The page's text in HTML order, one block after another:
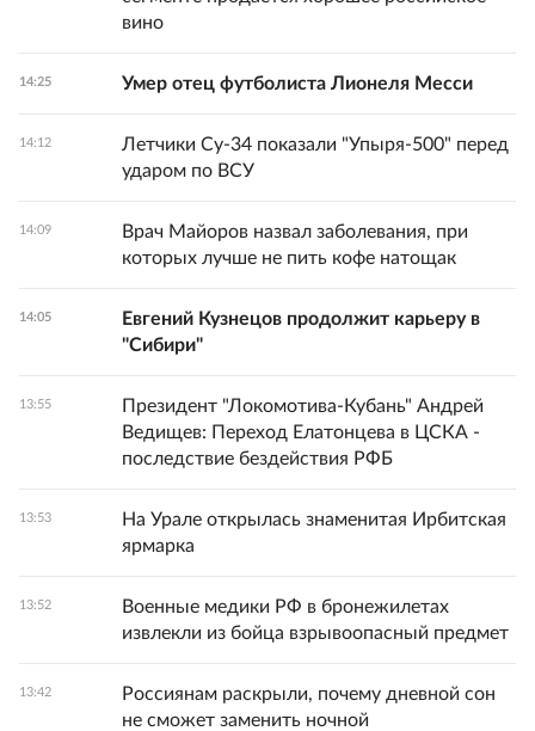
вино
14:25 Умер отец футболиста Лионеля Месси
14:12
Летчики Су-34 показали "Упыря-500" перед
ударом по ВСУ
14:09
Врач Майоров назвал заболевания, при
которых лучше не пить кофе натощак
14:05
Евгений Кузнецов продолжит карьеру в
"Сибири"
13:55
Президент "Локомотива-Кубань" Андрей
Ведищев: Переход Елатонцева в ЦСКА -
последствие бездействия РФБ
13:53
На Урале открылась знаменитая Ирбитская
ярмарка
13:52
Военные медики РФ в бронежилетах
извлекли из бойца взрывоопасный предмет
13:42
Россиянам раскрыли, почему дневной сон
не сможет заменить ночной